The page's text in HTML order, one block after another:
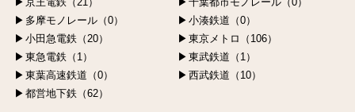
多摩モノレール（0）
小湊鉄道（0）
小田急電鉄（20）
東京メトロ（106）
東急電鉄（1）
東武鉄道（1）
東葉高速鉄道（0）
西武鉄道（10）
都営地下鉄（62）